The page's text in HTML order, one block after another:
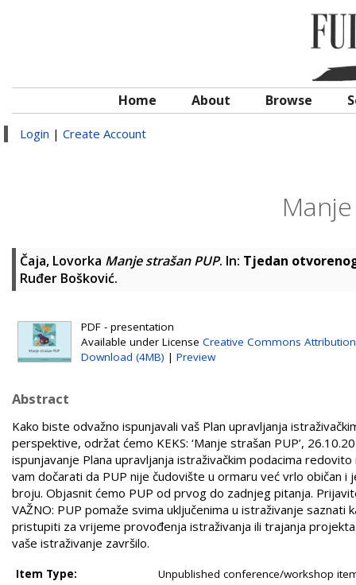
Home About Browse
Login | Create Account
Čaja, Lovorka Manje strašan PUP. In: Tjedan
Ruđer Bošković.
PDF - presentation
Available under License Creative Commons Attribution
Download (4MB) | Preview
Abstract
Kako biste odvažno ispunjavali vaš Plan upravljanja
perspektive, održat ćemo KEKS: ‘Manje strašan PUP’,
ispunjavanje Plana upravljanja istraživačkim podacima
vam dočarati da PUP nije čudovište u ormaru već vrlo običan i
broju. Objasnit ćemo PUP od prvog do zadnjeg pitanja.
VAŽNO: PUP pomaže svima uključenima u istraživanje
pristupiti za vrijeme provođenja istraživanja ili trajanja
vaše istraživanje završilo.
Item Type:
Unpublished conference/workshop